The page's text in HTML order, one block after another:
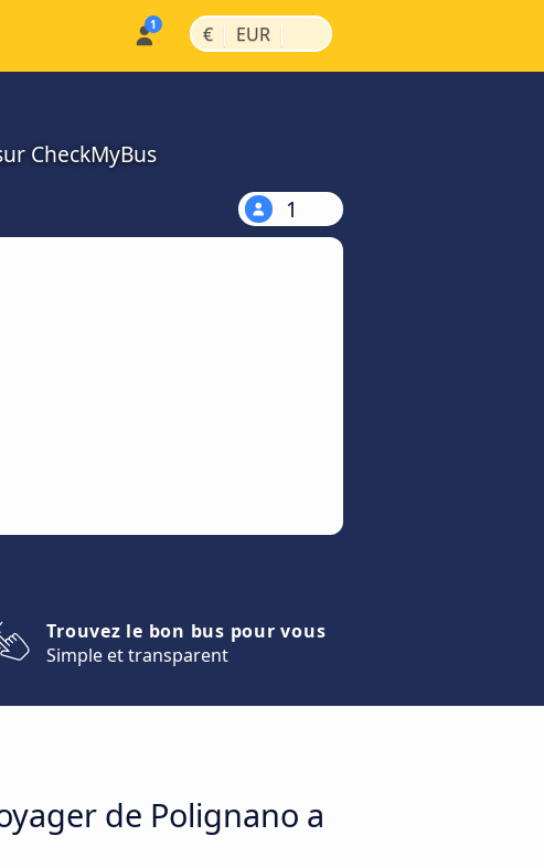
€ | EUR |
CheckMyBus
1
Trouvez le bon bus pour vous
Simple et transparent
de Polignano a